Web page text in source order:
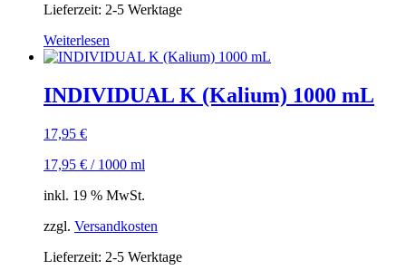
Lieferzeit: 2-5 Werktage
Weiterlesen
INDIVIDUAL K (Kalium) 1000 mL
17,95 €
17,95 € / 1000 ml
inkl. 19 % MwSt.
zzgl. Versandkosten
Lieferzeit: 2-5 Werktage